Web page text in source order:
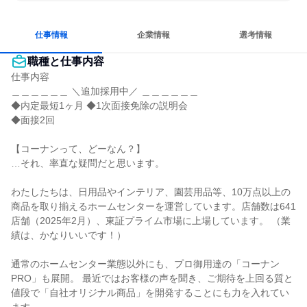
仕事情報 企業情報 選考情報
職種と仕事内容
仕事内容
＿＿＿＿＿＿ ＼追加採用中／ ＿＿＿＿＿＿
◆内定最短1ヶ月 ◆1次面接免除の説明会
◆面接2回
【コーナンって、どーなん？】
…それ、率直な疑問だと思います。
わたしたちは、日用品やインテリア、園芸用品等、10万点以上の
商品を取り揃えるホームセンターを運営しています。店舗数は641
店舗（2025年2月）、東証プライム市場に上場しています。 （業
績は、かなりいいです！）
通常のホームセンター業態以外にも、プロ御用達の「コーナン
PRO」も展開。 最近ではお客様の声を聞き、ご期待を上回る質と
値段で「自社オリジナル商品」を開発することにも力を入れてい